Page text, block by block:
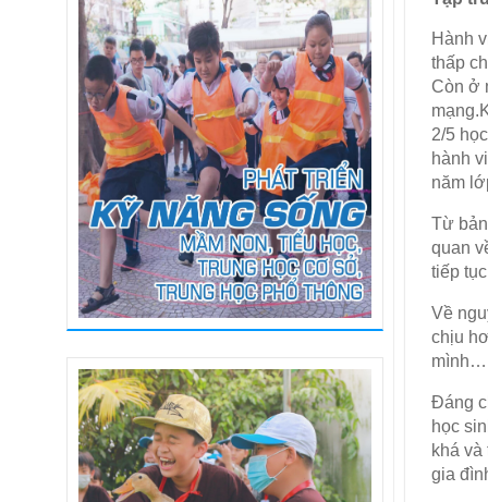
Hành
thấp
Còn ở
2/5
hành
năm
Từ
quan
tiếp
Về
chịu
Đáng
học
khá
gia